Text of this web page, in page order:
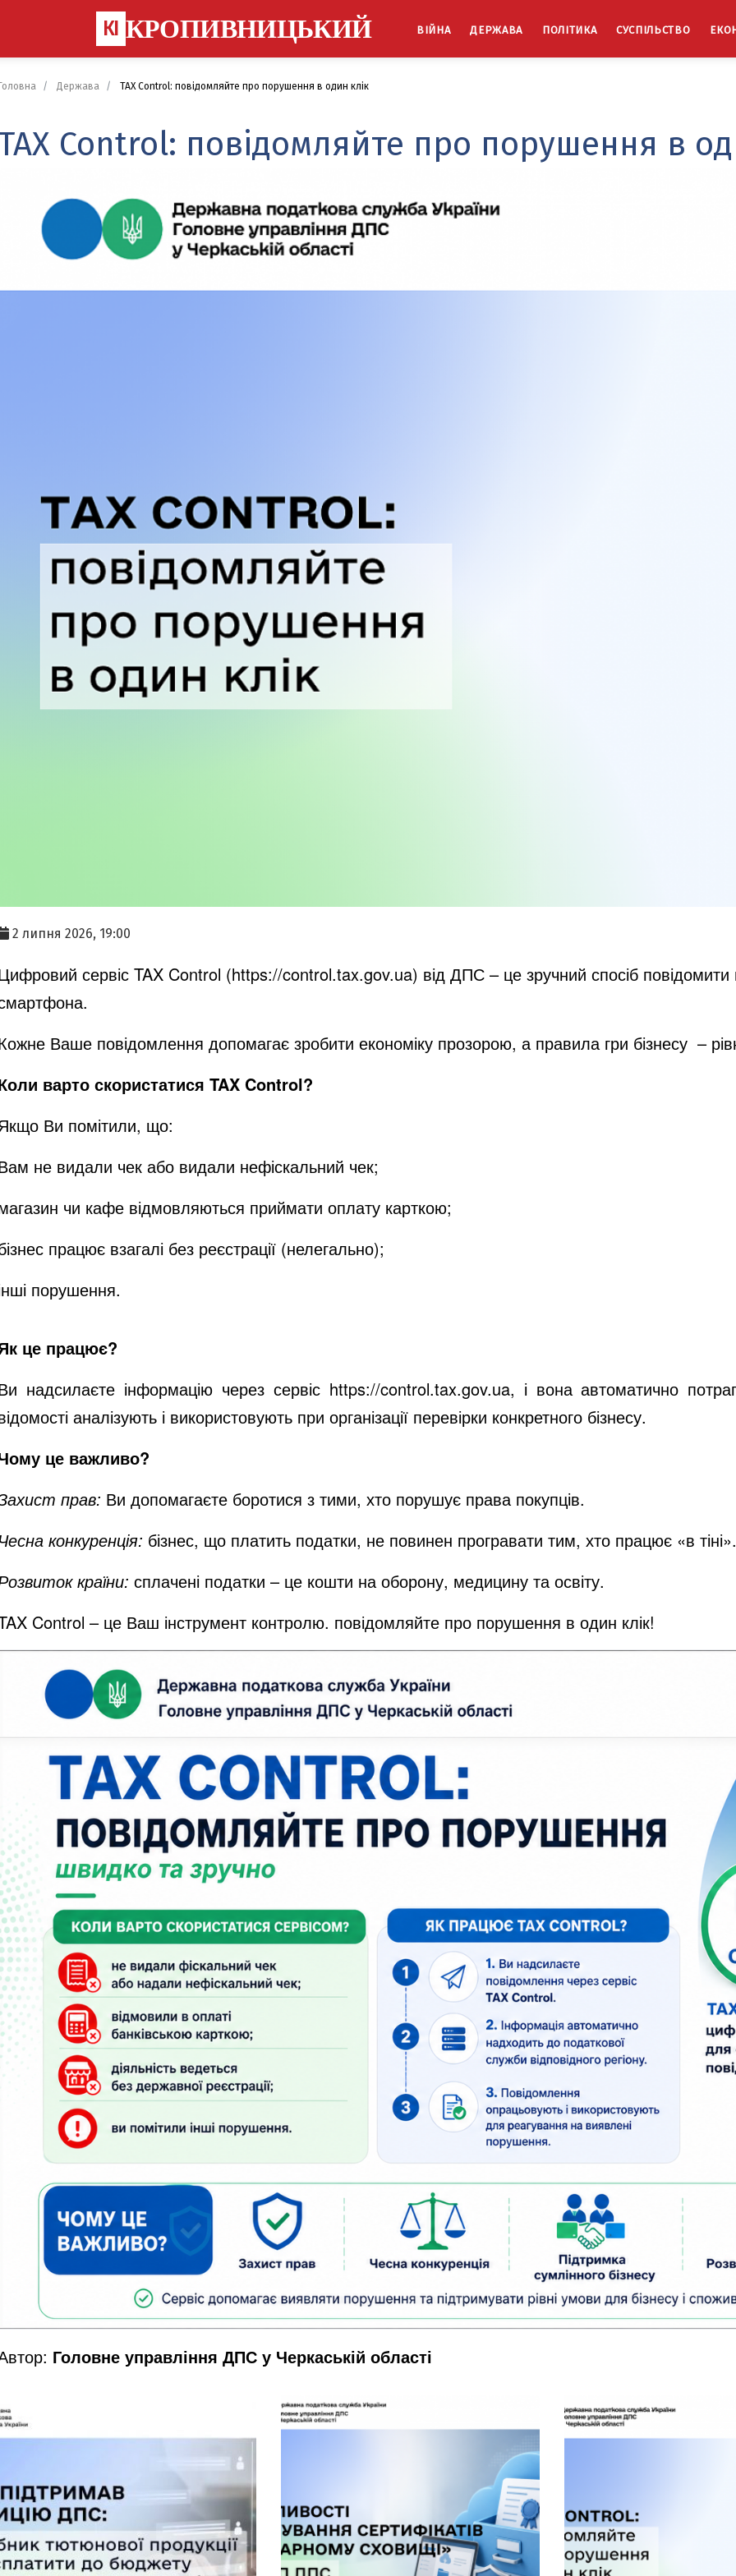
КІ КРОПИВНИЦЬКИЙ ВІЙНА ДЕРЖАВА ПОЛІТИКА СУСПІЛЬСТВО
Держава TAX Control: повідомляйте про порушення в один клік
Control: повідомляйте про порушення в
2 липня 2026, 19:00
сервіс TAX Control (https://control.tax.gov.ua) від ДПС – це зручний спосіб
Ваше повідомлення допомагає зробити економіку прозорою, а правила гри бізнесу –
варто скористатися TAX Control?
Ви помітили, що:
не видали чек або видали нефіскальний чек;
чи кафе відмовляються приймати оплату карткою;
працює взагалі без реєстрації (нелегально);
порушення.
це працює?
надсилаєте інформацію через сервіс https://control.tax.gov.ua, і вона автоматично
аналізують і використовують при організації перевірки конкретного бізнесу.
це важливо?
прав: Ви допомагаєте боротися з тими, хто порушує права покупців.
конкуренція: бізнес, що платить податки, не повинен програвати тим, хто працює «в тіні».
країни: сплачені податки – це кошти на оборону, медицину та освіту.
Control – це Ваш інструмент контролю. повідомляйте про порушення в один клік!
Головне управління ДПС у Черкаській області